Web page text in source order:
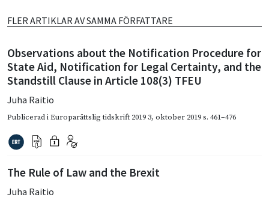
FLER ARTIKLAR AV SAMMA FÖRFATTARE
Observations about the Notification Procedure for
State Aid, Notification for Legal Certainty, and the
Standstill Clause in Article 108(3) TFEU
Juha Raitio
Publicerad iEuroparättslig tidskrift 2019 3, oktober 2019s. 461–476
The Rule of Law and the Brexit
Juha Raitio